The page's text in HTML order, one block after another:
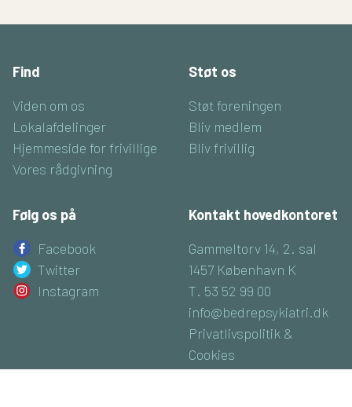
Find
Viden om os
Lokalafdelinger
Hjemmeside for frivillige
Vores rådgivning
Støt os
Støt foreningen
Bliv medlem
Bliv frivillig
Følg os på
Facebook
Twitter
Instagram
Kontakt hovedkontoret
Gammeltorv 14, 2. sal
1457 København K
T. 53 52 99 00
info@bedrepsykiatri.dk
Privatlivspolitik &
Cookies